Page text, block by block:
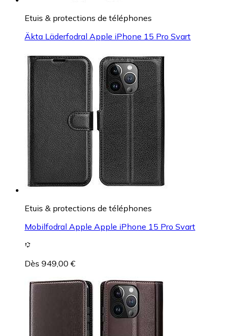
Etuis & protections de téléphones
Äkta Läderfodral Apple iPhone 15 Pro Svart
Etuis & protections de téléphones
Mobilfodral Apple Apple iPhone 15 Pro Svart
Dès 949,00 €